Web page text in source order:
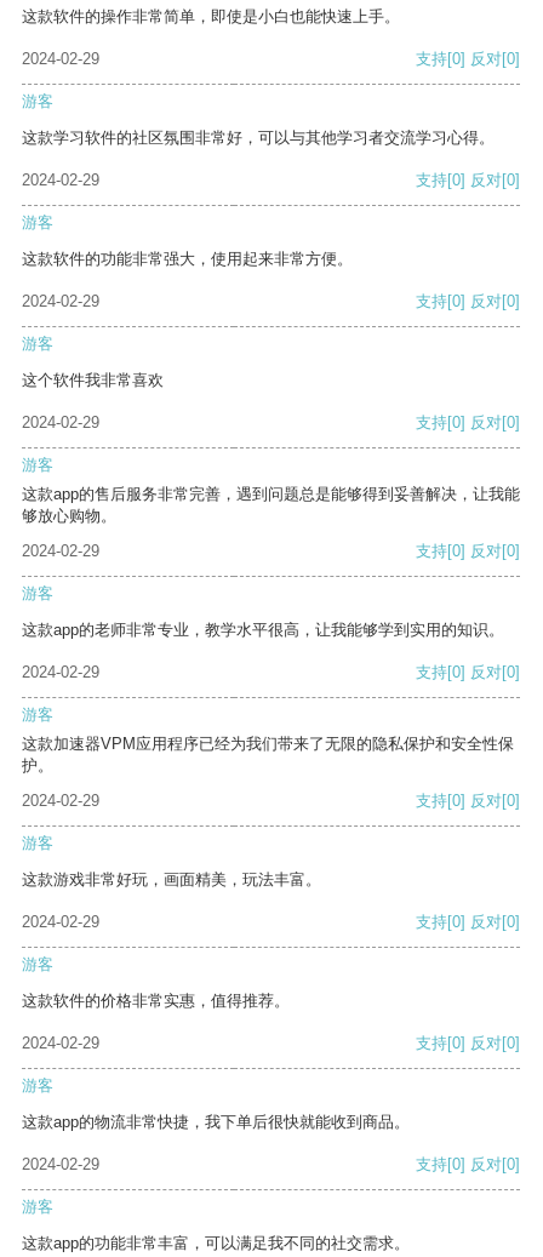
这款软件的操作非常简单，即使是小白也能快速上手。
2024-02-29 支持[0] 反对[0]
游客
这款学习软件的社区氛围非常好，可以与其他学习者交流学习心得。
2024-02-29 支持[0] 反对[0]
游客
这款软件的功能非常强大，使用起来非常方便。
2024-02-29 支持[0] 反对[0]
游客
这个软件我非常喜欢
2024-02-29 支持[0] 反对[0]
游客
这款app的售后服务非常完善，遇到问题总是能够得到妥善解决，让我能
够放心购物。
2024-02-29
支持[0] 反对[0]
游客
这款app的老师非常专业，教学水平很高，让我能够学到实用的知识。
2024-02-29 支持[0] 反对[0]
游客
这款加速器VPM应用程序已经为我们带来了无限的隐私保护和安全性保
护。
2024-02-29
支持[0] 反对[0]
游客
这款游戏非常好玩，画面精美，玩法丰富。
2024-02-29 支持[0] 反对[0]
游客
这款软件的价格非常实惠，值得推荐。
2024-02-29 支持[0] 反对[0]
游客
这款app的物流非常快捷，我下单后很快就能收到商品。
2024-02-29 支持[0] 反对[0]
游客
这款app的功能非常丰富，可以满足我不同的社交需求。